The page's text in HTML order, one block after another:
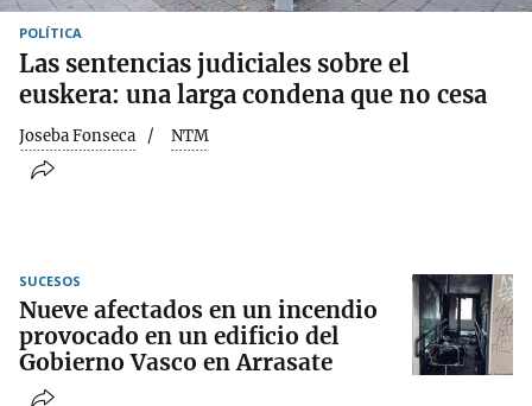
POLÍTICA
Las sentencias judiciales sobre el
euskera: una larga condena que no cesa
Joseba Fonseca NTM
SUCESOS
Nueve afectados en un incendio
provocado en un edificio del
Gobierno Vasco en Arrasate